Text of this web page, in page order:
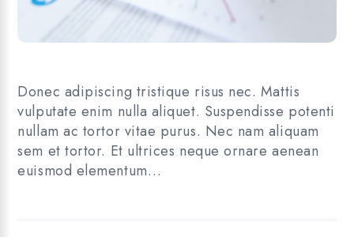
Donec adipiscing tristique risus nec. Mattis
vulputate enim nulla aliquet. Suspendisse potenti
nullam ac tortor vitae purus. Nec nam aliquam
sem et tortor. Et ultrices neque ornare aenean
euismod elementum…